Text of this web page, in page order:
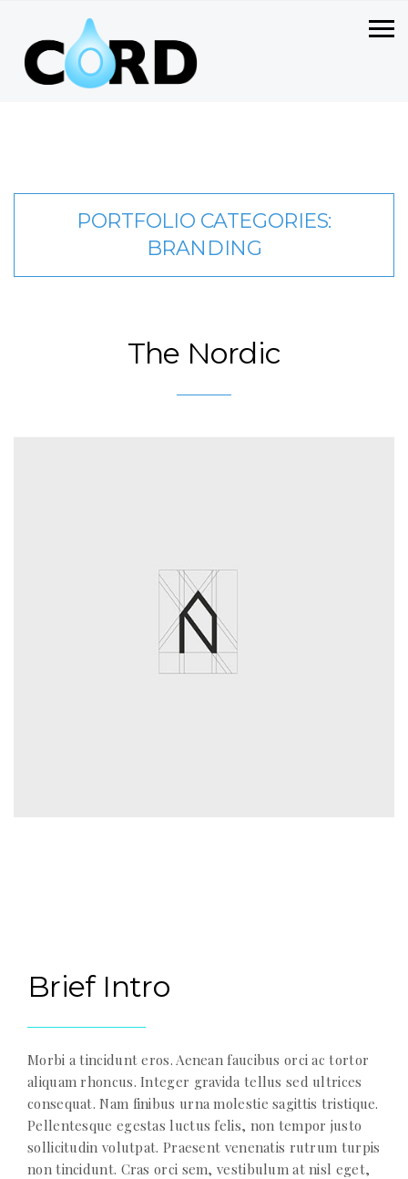
PORTFOLIO CATEGORIES:
BRANDING
The Nordic
Brief Intro
Morbi a tincidunt eros. Aenean faucibus orci ac tortor
aliquam rhoncus. Integer gravida tellus sed ultrices
consequat. Nam finibus urna molestie sagittis tristique.
Pellentesque egestas luctus felis, non tempor justo
sollicitudin volutpat. Praesent venenatis rutrum turpis
non tincidunt. Cras orci sem, vestibulum at nisl eget,